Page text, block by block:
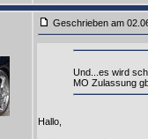
Geschrieben am
Und...es wird
MO Zulassung
Hallo,